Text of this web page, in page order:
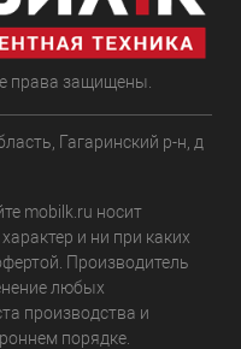
права защищены.
Гагаринский р-н, д
mobilk.ru носит
и ни при каких
Производитель
любых
производства и
порядке.